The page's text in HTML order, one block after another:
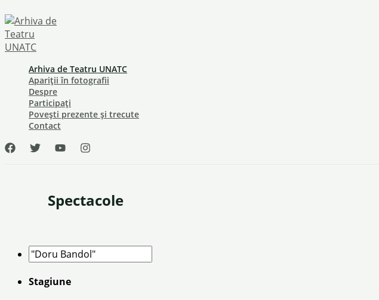
to
content
Arhiva de Teatru UNATC
Apariții în fotografii
Despre
Participați
Povești prezente și trecute
Contact
Spectacole
Stagiune